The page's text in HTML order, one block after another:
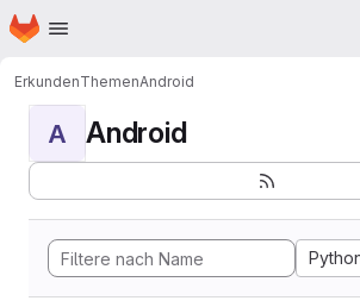
Zum Hauptinhalt springen
Startseite
ErkundenThemenAndroid
A Android